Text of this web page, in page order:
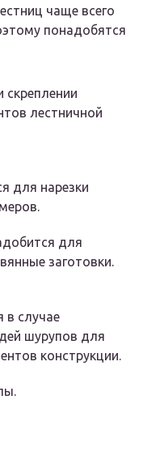
чаще всего
понадобятся
лестничной
для нарезки
для
заготовки.
в случае
шурупов для
конструкции.